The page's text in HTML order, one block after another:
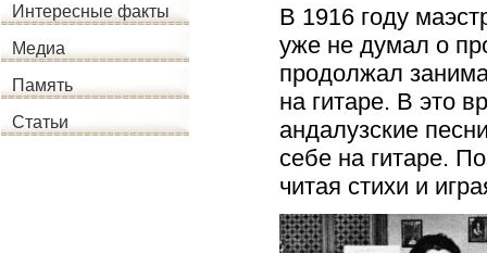
Интересные факты
Медиа
Память
Статьи
В 1916 году
уже не думал о
продолжал
на гитаре. В это
андалузские
себе на гитаре.
читая стихи и